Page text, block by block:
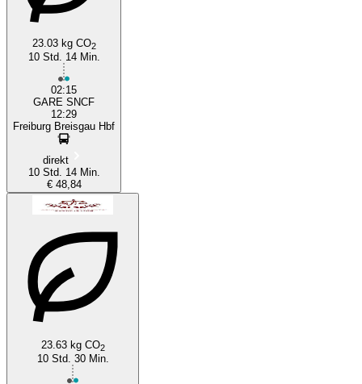
23.03 kg CO2
10 Std. 14 Min.
02:15
GARE SNCF
12:29
Freiburg Breisgau Hbf
direkt
10 Std. 14 Min.
€ 48,84
23.63 kg CO2
10 Std. 30 Min.